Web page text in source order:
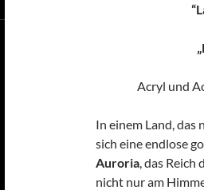
Acryl und
In einem Land,
sich eine endlose
Auroria, das
nicht nur am